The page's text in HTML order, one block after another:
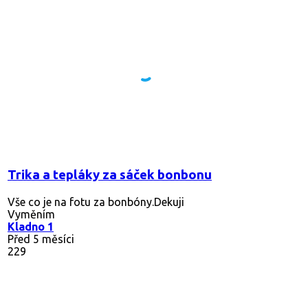
Trika a tepláky za sáček bonbonu
Vše co je na fotu za bonbóny.Dekuji
Vyměním
Kladno 1
Před 5 měsíci
229